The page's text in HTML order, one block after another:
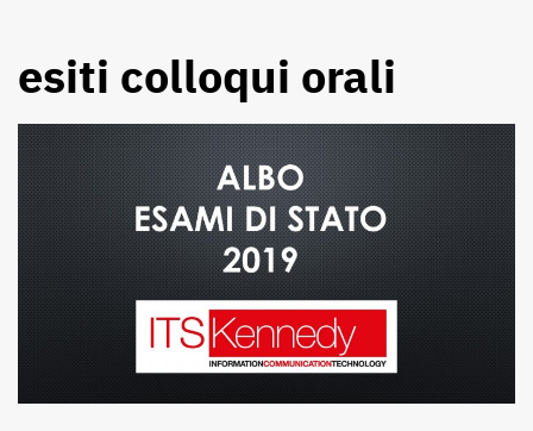
esiti colloqui orali